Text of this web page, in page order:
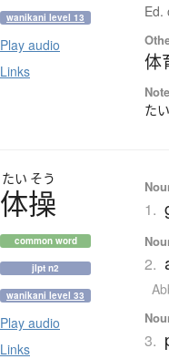
wanikani level 13
Play audio
Links
Ed.
体
た
たい そう
体操
common word
jlpt n2
wanikani level 33
Play audio
Links
1.
2.
3.